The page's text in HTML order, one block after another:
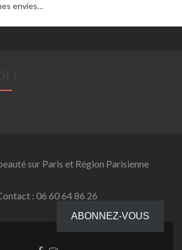
envies…
sur Paris et Région Parisienne
: 06 60 64 86 26
ABONNEZ-VOUS